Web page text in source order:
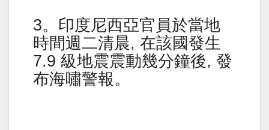
3。印度尼西亞官員於當地
時間週二清晨, 在該國發生
7.9 級地震震動幾分鐘後, 發
布海嘯警報。